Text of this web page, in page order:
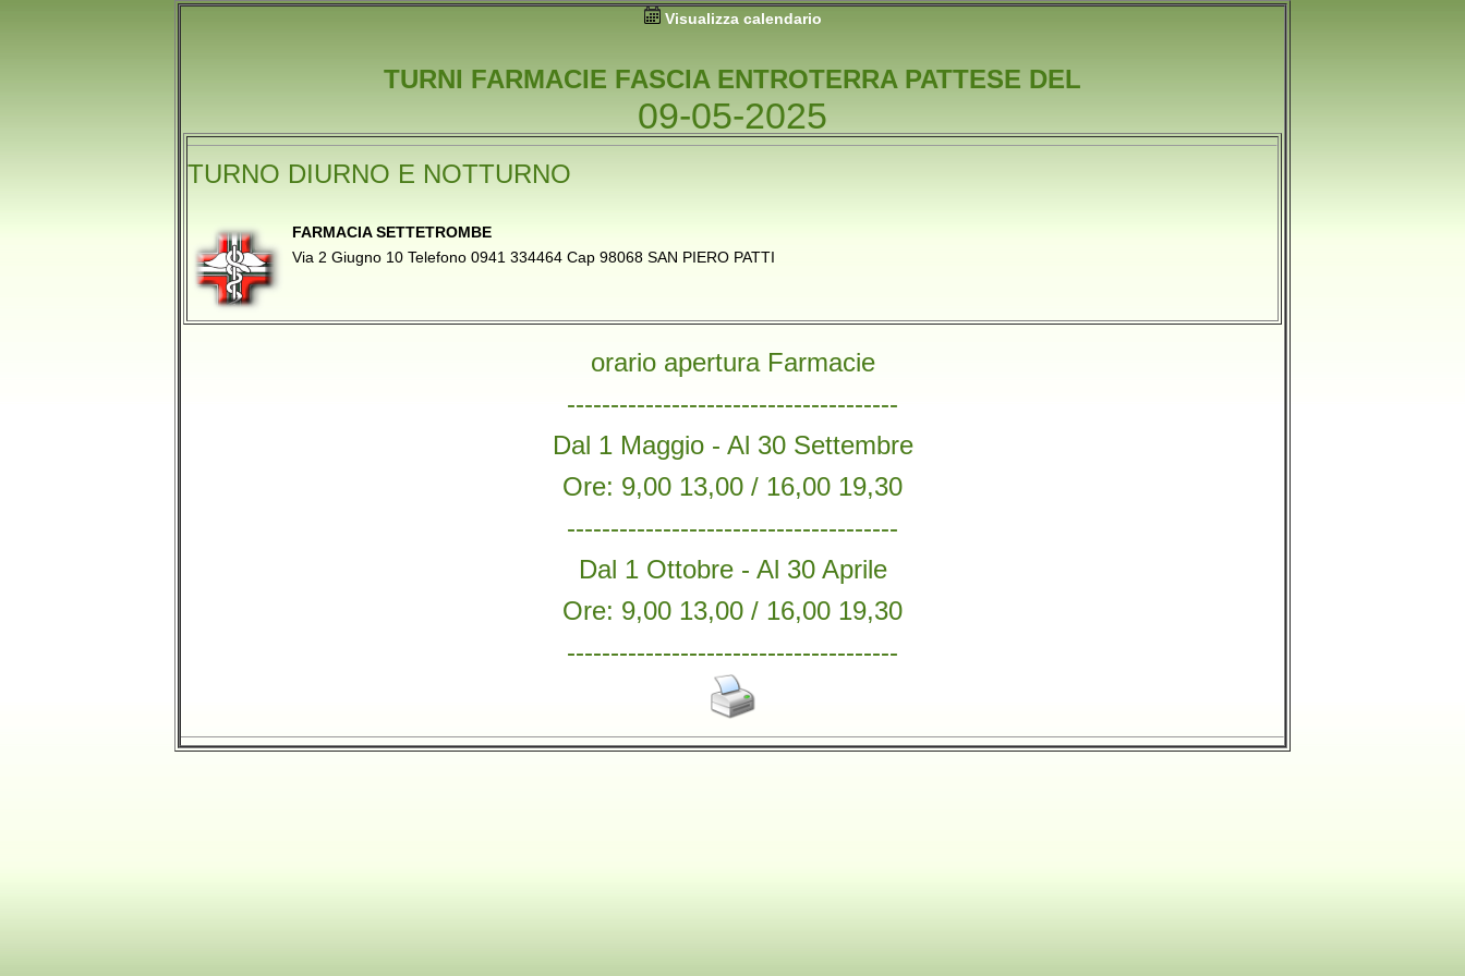
Visualizza calendario
TURNI FARMACIE FASCIA ENTROTERRA PATTESE DEL
09-05-2025
TURNO DIURNO E NOTTURNO
FARMACIA SETTETROMBE
Via 2 Giugno 10 Telefono 0941 334464 Cap 98068 SAN PIERO PATTI
orario apertura Farmacie
--------------------------------------
Dal 1 Maggio - Al 30 Settembre
Ore: 9,00 13,00 / 16,00 19,30
--------------------------------------
Dal 1 Ottobre - Al 30 Aprile
Ore: 9,00 13,00 / 16,00 19,30
--------------------------------------